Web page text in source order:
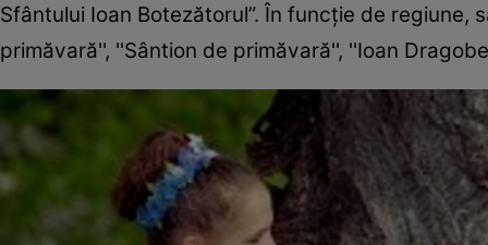
Sfântului Ioan Botezătorul”. În funcție de
primăvară'', ''Sântion de primăvară'', ''Ioan